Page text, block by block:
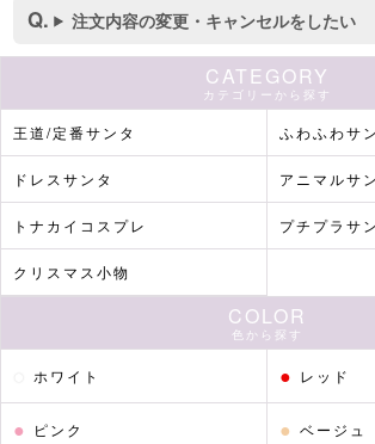
注文内容の変更・キャンセルをしたい
CATEGORY
カテゴリーから探す
王道/定番サンタ ふわふわサ
ドレスサンタ アニマルサ
トナカイコスプレ プチプラサ
クリスマス小物
COLOR
色から探す
ホワイト ● レッド
● ピンク ● ベージュ